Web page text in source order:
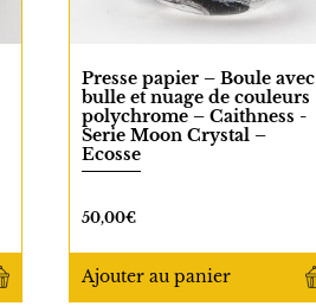
Presse papier – Boule avec
bulle et nuage de couleurs
polychrome – Caithness -
Serie Moon Crystal –
Ecosse
50,00€
Ajouter au panier